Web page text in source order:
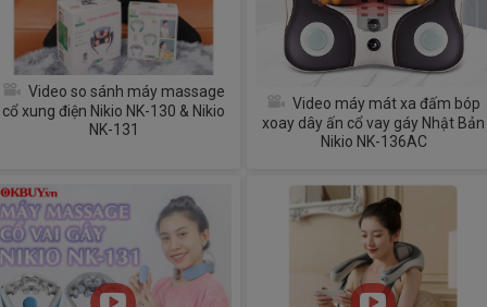
Video so sánh máy massage
cổ xung điện Nikio NK-130 & Nikio
NK-131
Video máy mát xa đấm bóp
xoay dây ấn cổ vay gáy Nhật Bản
Nikio NK-136AC